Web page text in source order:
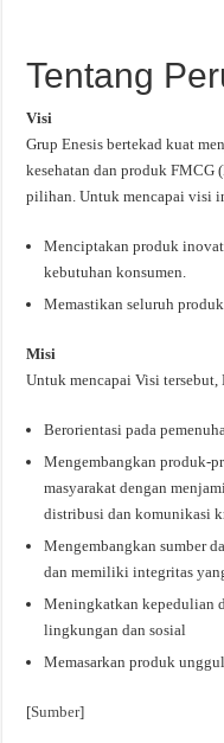
Tentang
Visi
Grup Enesis bertekad kuat
kesehatan dan produk FMCG
pilihan. Untuk mencapai visi
Menciptakan produk
kebutuhan konsumen.
Memastikan seluruh
Misi
Untuk mencapai Visi
Berorientasi pada
Mengembangkan produk-
masyarakat dengan
distribusi dan komunikasi
Mengembangkan sumber
dan memiliki integritas
Meningkatkan kepedulian
lingkungan dan sosial
Memasarkan produk
[Sumber]